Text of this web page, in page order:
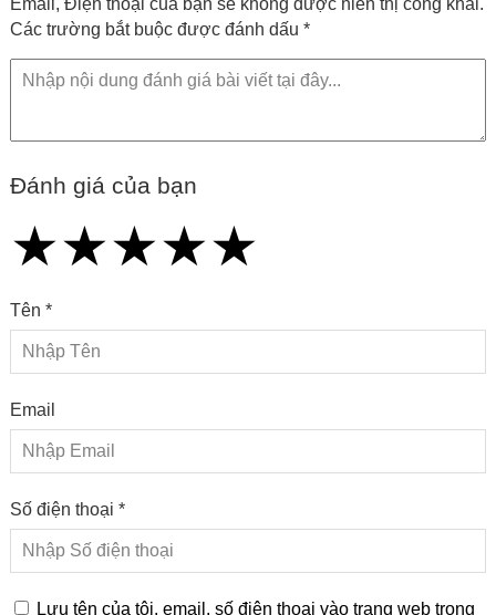
Email, Điện thoại của bạn sẽ không được hiển thị công khai.
Các trường bắt buộc được đánh dấu *
Đánh giá của bạn
★
★★
★★★
★★★★
★★★★★
Tên *
Email
Số điện thoại *
Lưu tên của tôi, email, số điện thoại vào trang web trong